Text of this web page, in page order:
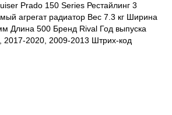
Prado 150 Series Рестайлинг 3
агрегат радиатор Вес 7.3 кг Ширина
Длина 500 Бренд Rival Год выпуска
2017-2020, 2009-2013 Штрих-код